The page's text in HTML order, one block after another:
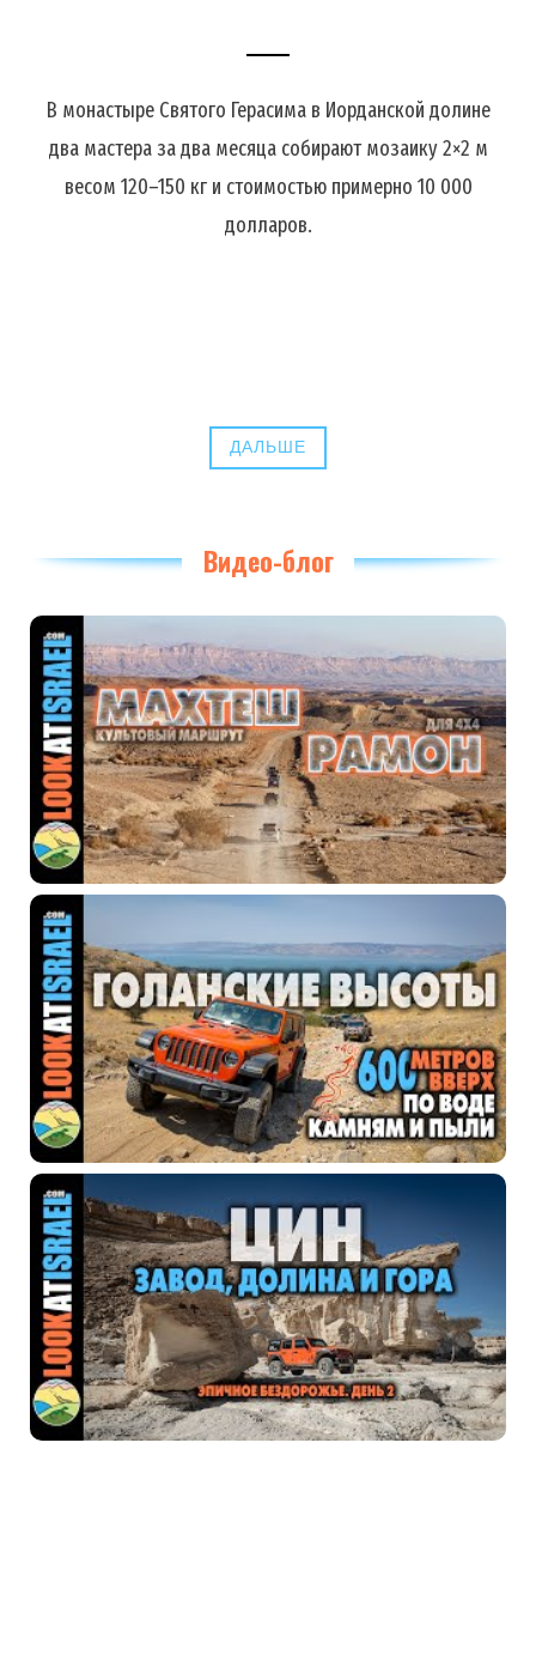
В монастыре Святого Герасима в Иорданской долине
два мастера за два месяца собирают мозаику 2×2 м
весом 120–150 кг и стоимостью примерно 10 000
долларов.
ДАЛЬШЕ
Видео-блог